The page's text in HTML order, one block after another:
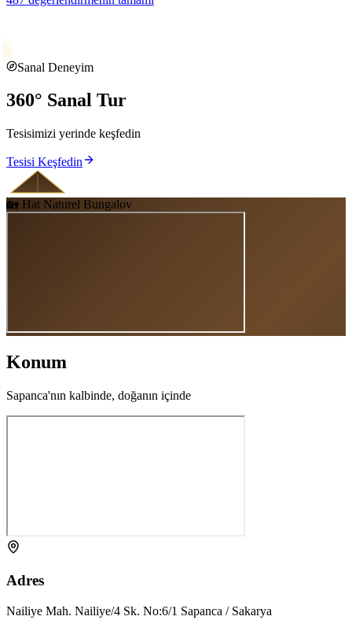
Sanal Deneyim
360° Sanal Tur
Tesisimizi yerinde keşfedin
Tesisi Keşfedin
🏡 Hat Naturel Bungalov
Konum
Sapanca'nın kalbinde, doğanın içinde
Adres
Nailiye Mah. Nailiye/4 Sk. No:6/1 Sapanca / Sakarya